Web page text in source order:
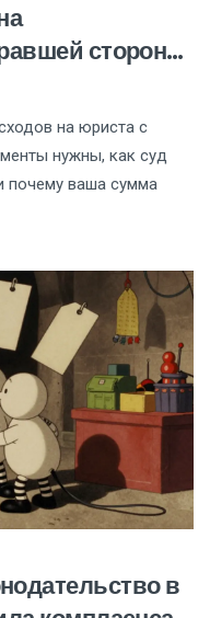
стороны:
критерии
на юриста с
нужны, как суд
почему ваша сумма
в